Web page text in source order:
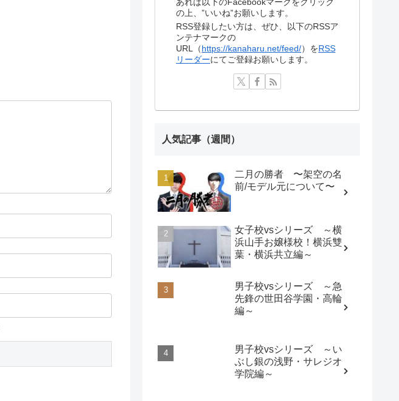
の上、”いいね”お願いします。
RSS登録したい方は、ぜひ、以下のRSSア
ンテナマークの
URL（https://kanaharu.net/feed/）をRSS
リーダーにてご登録お願いします。
人気記事（週間）
二月の勝者 〜架空の名
前/モデル元について〜
女子校vsシリーズ ～横
浜山手お嬢様校！横浜雙
葉・横浜共立編～
男子校vsシリーズ ～急
先鋒の世田谷学園・高輪
編～
男子校vsシリーズ ～い
ぶし銀の浅野・サレジオ
学院編～